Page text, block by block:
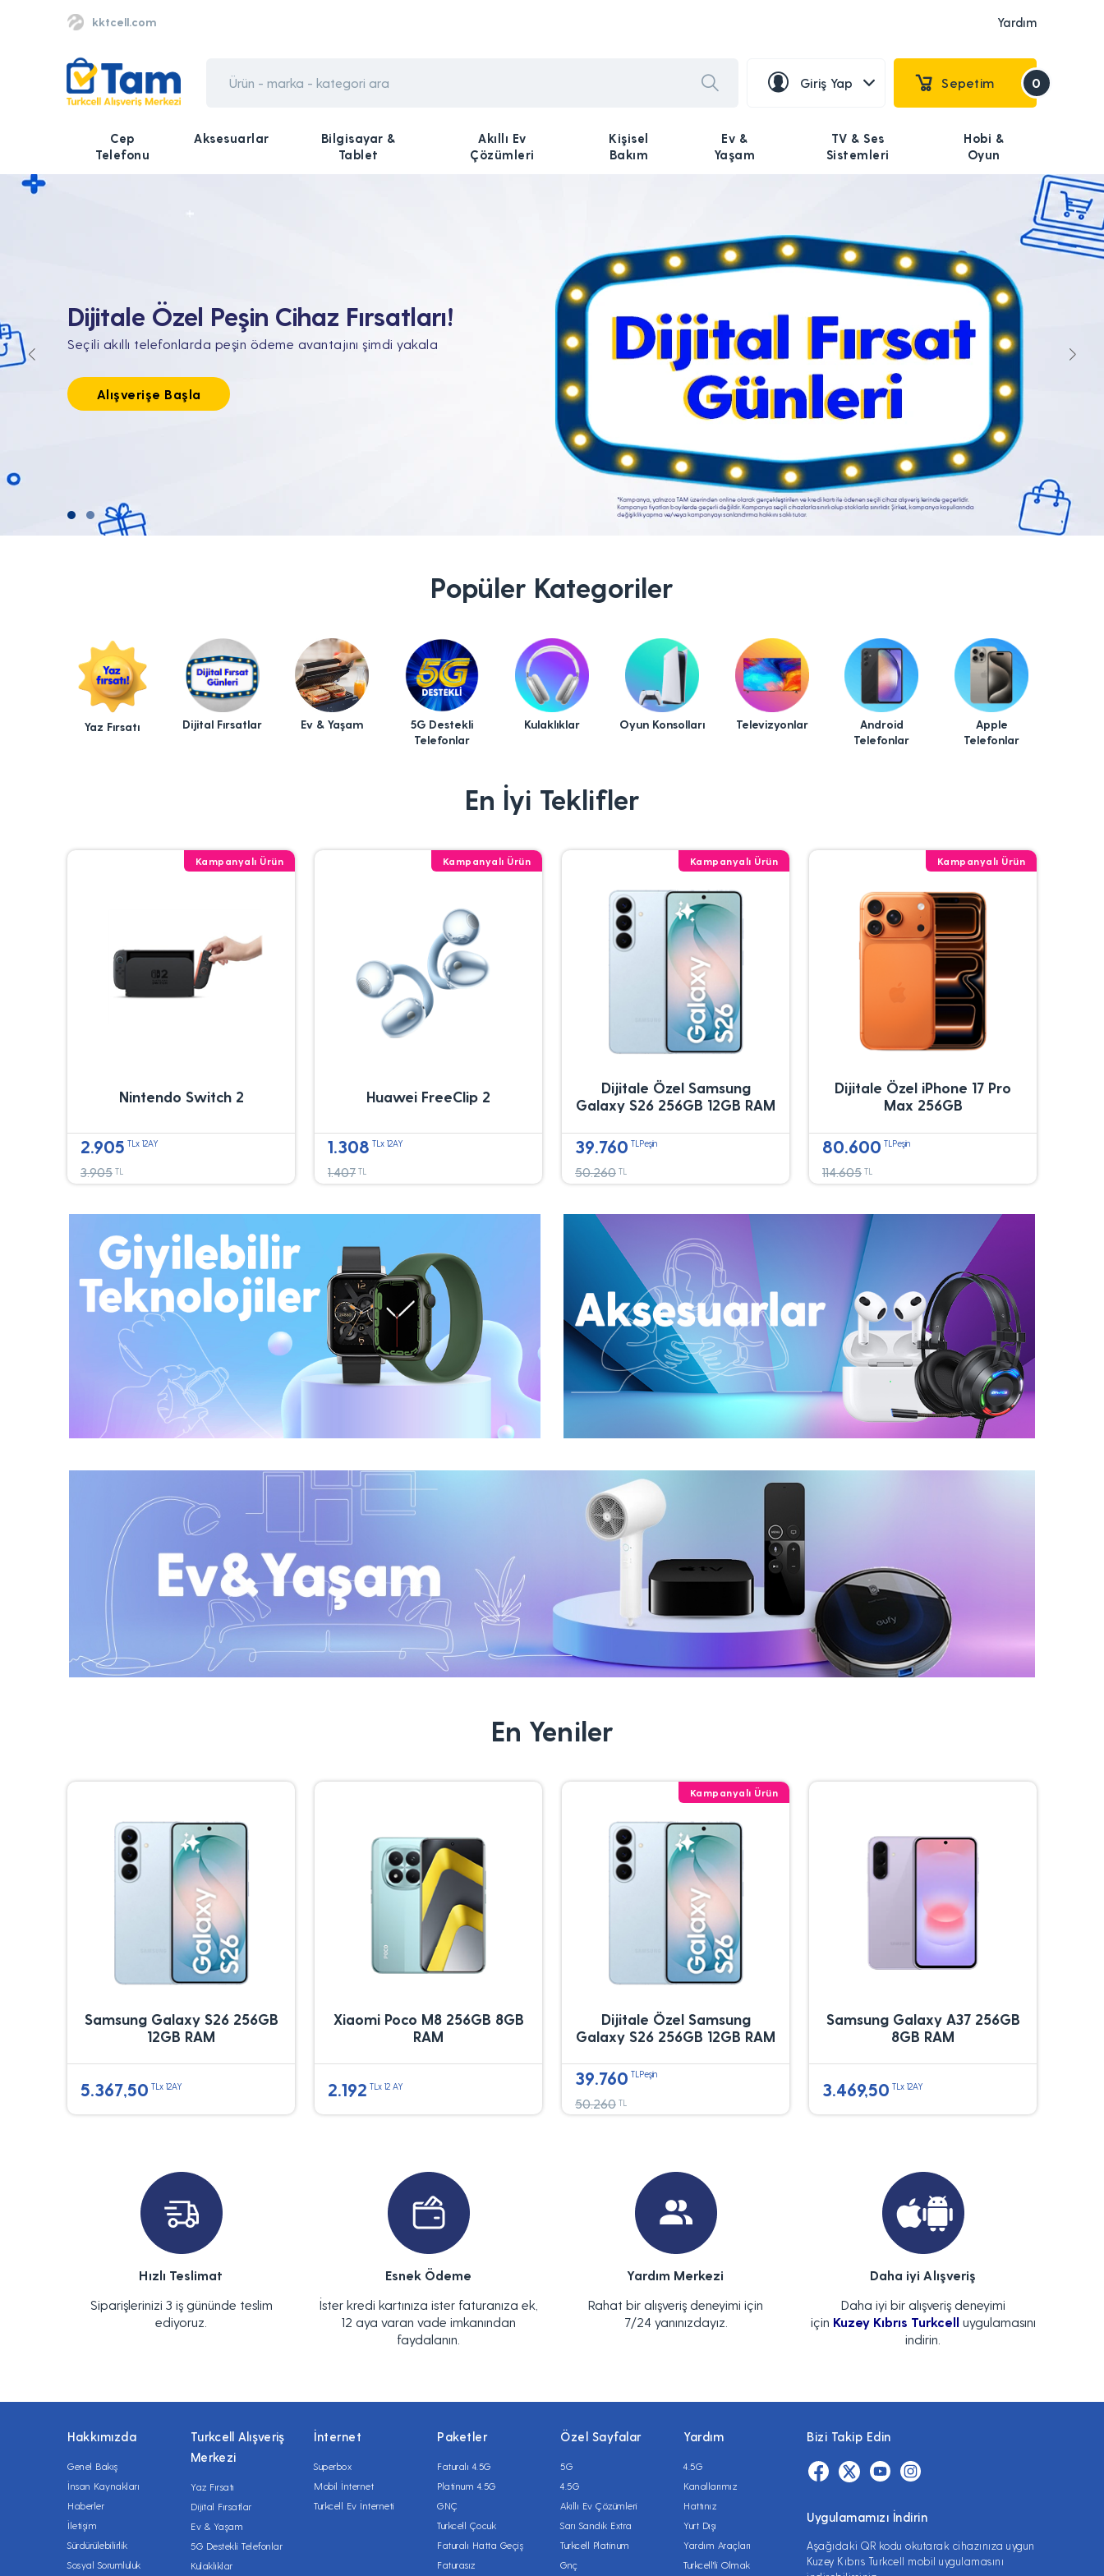
kktcell.com Yardım
Giriş Yap Sepetim 0
Cep
Telefonu
Aksesuarlar
Bilgisayar &
Tablet
Akıllı Ev
Çözümleri
Kişisel
Bakım
Ev &
Yaşam
TV & Ses
Sistemleri
Hobi &
Oyun
Tüm Teknolojik İhtiyaçların Tam'da
Popüler Kategoriler
Yaz Fırsatı Dijital Fırsatlar Ev & Yaşam
5G Destekli
Telefonlar
Kulaklıklar Oyun Konsolları Televizyonlar
Android
Telefonlar
Apple
Telefonlar
En İyi Teklifler
Kampanyalı Ürün
Nintendo Switch 2
2.905 TLx 12AY
3.905 TL
Kampanyalı Ürün
Huawei FreeClip 2
1.308 TLx 12AY
1.407 TL
Kampanyalı Ürün
Dijitale Özel Samsung
Galaxy S26 256GB 12GB RAM
39.760 TLPeşin
50.260 TL
Kampanyalı Ürün
Dijitale Özel iPhone 17 Pro
Max 256GB
80.600 TLPeşin
114.605 TL
En Yeniler
Samsung Galaxy S26 256GB
12GB RAM
5.367,50 TLx 12AY
Xiaomi Poco M8 256GB 8GB
RAM
2.192 TLx 12 AY
Kampanyalı Ürün
Dijitale Özel Samsung
Galaxy S26 256GB 12GB RAM
39.760 TLPeşin
50.260 TL
Samsung Galaxy A37 256GB
8GB RAM
3.469,50 TLx 12AY
Hızlı Teslimat
Siparişlerinizi 3 iş gününde teslim
ediyoruz.
Esnek Ödeme
İster kredi kartınıza ister faturanıza ek,
12 aya varan vade imkanından
faydalanın.
Yardım Merkezi
Rahat bir alışveriş deneyimi için
7/24 yanınızdayız.
Daha iyi Alışveriş
Daha iyi bir alışveriş deneyimi
için Kuzey Kıbrıs Turkcell uygulamasını
indirin.
Hakkımızda
Genel Bakış
İnsan Kaynakları
Haberler
İletişim
Sürdürülebilirlik
Sosyal Sorumluluk
Turkcell Alışveriş
Merkezi
Yaz Fırsatı
Dijital Fırsatlar
Ev & Yaşam
5G Destekli Telefonlar
Kulaklıklar
İnternet
Superbox
Mobil İnternet
Turkcell Ev İnterneti
Paketler
Faturalı 4.5G
Platinum 4.5G
GNÇ
Turkcell Çocuk
Faturalı Hatta Geçiş
Faturasız
Özel Sayfalar
5G
4.5G
Akıllı Ev Çözümleri
Sarı Sandık Extra
Turkcell Platinum
Gnç
Yardım
4.5G
Kanallarımız
Hattınız
Yurt Dışı
Yardım Araçları
Turkcell'li Olmak
Bizi Takip Edin
Uygulamamızı İndirin
Aşağıdaki QR kodu okutarak cihazınıza uygun
Kuzey Kıbrıs Turkcell mobil uygulamasını